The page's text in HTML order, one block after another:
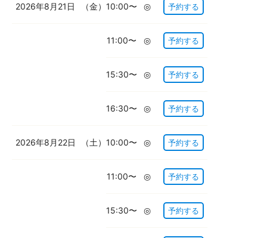
2026年8月21日 （金） 10:00〜 ◎ 予約する
11:00〜 ◎ 予約する
15:30〜 ◎ 予約する
16:30〜 ◎ 予約する
2026年8月22日 （土） 10:00〜 ◎ 予約する
11:00〜 ◎ 予約する
15:30〜 ◎ 予約する